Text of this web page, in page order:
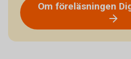
Om föreläsningen